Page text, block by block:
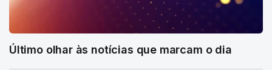
Último olhar às notícias que marcam o dia